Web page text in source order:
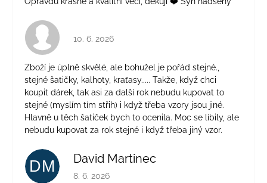
Hodnocení obchodu je 4 z 5 hvězdiček.
10. 6. 2026
Zboží je úplně skvělé, ale bohužel je pořád stejné.,
stejné šatičky, kalhoty, kraťasy..... Takže, když chci
koupit dárek, tak asi za další rok nebudu kupovat to
stejné (myslím tím střih) i když třeba vzory jsou jiné.
Hlavně u těch šatiček bych to ocenila. Moc se líbily, ale
nebudu kupovat za rok stejné i když třeba jiný vzor.
DM David Martinec
Hodnocení obchodu je 5 z 5 hvězdiček.
8. 6. 2026